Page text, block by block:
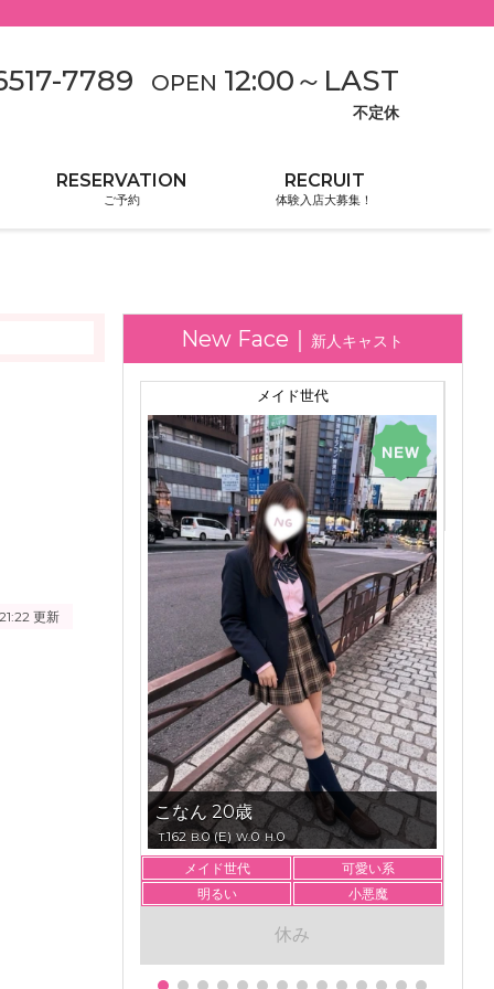
7789 OPEN 12:00～ LAST
不定休
ご予約 体験入店大募集！
更新
新人キャスト
メイド世代
こなん 20歳
T.162 B.0 (E) W.0 H.0
メイド世代
可愛い系
明るい
小悪魔
休み